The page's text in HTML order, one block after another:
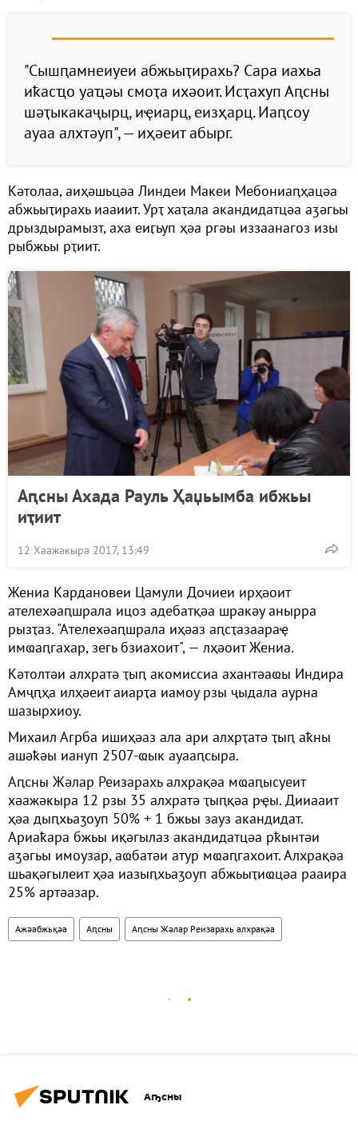
"Сышԥамнеиуеи абжьыҭирахь? Сара иахьа
иҟасҵо уаҵәы смоҭа ихәоит. Исҭахуп Аԥсны
шәҭыкакаҷырц, иҿиарц, еизҳарц. Иаԥсоу
ауаа алхтәуп", — иҳәеит абырг.
Кәтолаа, аиҳәшьцәа Линдеи Макеи Мебониаԥҳацәа
абжьыҭирахь иааиит. Урҭ хаҭала акандидатцәа аӡәгьы
дрыздырамызт, аха еиӷьуп ҳәа ргәы иззаанагоз изы
рыбжьы рҭиит.
Аԥсны Ахада Рауль Ҳаџьымба ибжьы
иҭиит
12 Хәажәкыра 2017, 13:49
Жениа Кардановеи Цамули Дочиеи ирҳәоит
ателехәаԥшрала ицоз адебатқәа шракәу анырра
рызҭаз. "Ателехәаԥшрала иҳәаз аԥсҭазаараҿ
имҩаԥгахар, зегь бзиахоит", — лҳәоит Жениа.
Кәтолтәи алхратә ҭыԥ акомиссиа ахантәаҩы Индира
Амҷԥҳа илҳәеит аиарҭа иамоу рзы ҷыдала аурна
шазырхиоу.
Михаил Агрба ишиҳәаз ала ари алхрҭатә ҭыԥ аҟны
ашәҟәы иануп 2507-ҩык ауааԥсыра.
Аԥсны Жәлар Реизарахь алхрақәа мҩаԥысуеит
хәажәкыра 12 рзы 35 алхратә ҭыԥқәа рҿы. Дииааит
ҳәа дыԥхьаӡоуп 50% + 1 бжьы зауз акандидат.
Ариаҟара бжьы иқәгылаз акандидатцәа рҟынтәи
аӡәгьы имоузар, аҩбатәи атур мҩаԥгахоит. Алхрақәа
шьақәгылеит ҳәа иазыԥхьаӡоуп абжьыҭиҩцәа рааира
25% артәазар.
Ажәабжьқәа Аԥсны Аԥсны Жәлар Реизарахь алхрақәа
Аҧсны